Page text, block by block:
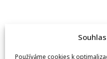
Používáme cookies k